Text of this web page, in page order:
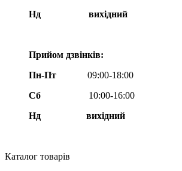
Нд
вихідний
Прийом дзвінків:
Пн-Пт
09:00-18:00
Сб
10:00-16:00
Нд вихідний
Каталог товарів